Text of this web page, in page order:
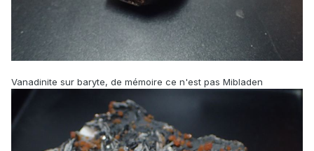
Vanadinite sur baryte, de mémoire ce n'est pas Mibladen